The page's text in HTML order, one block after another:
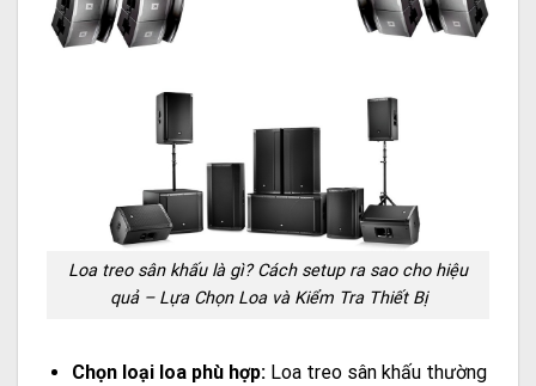
Loa treo sân khấu là gì? Cách setup ra sao cho hiệu
quả – Lựa Chọn Loa và Kiểm Tra Thiết Bị
Chọn loại loa phù hợp:Loa treo sân khấu thường